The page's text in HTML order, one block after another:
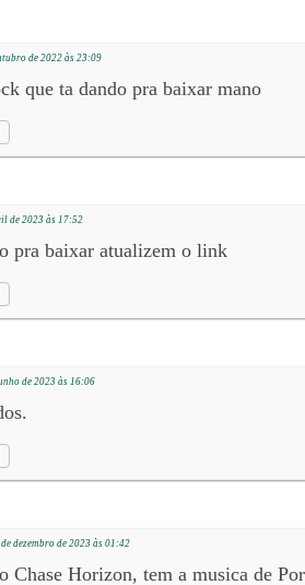
de 2022 às 23:09
que ta dando pra baixar mano
de 2023 às 17:52
pra baixar atualizem o link
de 2023 às 16:06
dezembro de 2023 às 01:42
Chase Horizon, tem a musica de